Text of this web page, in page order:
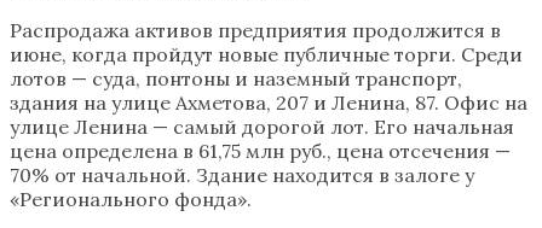
Распродажа активов предприятия продолжится в
июне, когда пройдут новые публичные торги. Среди
лотов — суда, понтоны и наземный транспорт,
здания на улице Ахметова, 207 и Ленина, 87. Офис на
улице Ленина — самый дорогой лот. Его начальная
цена определена в 61,75 млн руб., цена отсечения —
70% от начальной. Здание находится в залоге у
«Регионального фонда».